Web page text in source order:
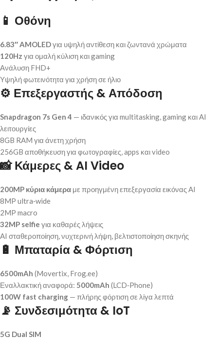
📱 Οθόνη
6.83″ AMOLEDγια υψηλή αντίθεση και ζωντανά χρώματα
120Hz για ομαλή κύλιση και gaming
Ανάλυση FHD+
Υψηλή φωτεινότητα για χρήση σε ήλιο
⚙️ Επεξεργαστής & Απόδοση
Snapdragon 7s Gen 4 — ιδανικός για multitasking, gaming και AI
λειτουργίες
8GB RAM για άνετη χρήση
256GB αποθήκευση για φωτογραφίες, apps και video
📸 Κάμερες & AI Video
200MP κύρια κάμερα με προηγμένη επεξεργασία εικόνας AI
8MP ultra‑wide
2MP macro
32MP selfie για καθαρές λήψεις
AI σταθεροποίηση, νυχτερινή λήψη, βελτιστοποίηση σκηνής
🔋 Μπαταρία & Φόρτιση
6500mAh (Movertix, Frog.ee)
Εναλλακτική αναφορά: 5000mAh (LCD‑Phone)
100W fast charging — πλήρης φόρτιση σε λίγα λεπτά
📡 Συνδεσιμότητα & IoT
5G Dual SIM